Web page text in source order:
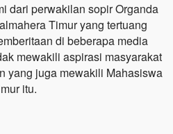
dari perwakilan sopir Organda
Timur yang tertuang
di beberapa media
mewakili aspirasi masyarakat
yang juga mewakili Mahasiswa
itu.